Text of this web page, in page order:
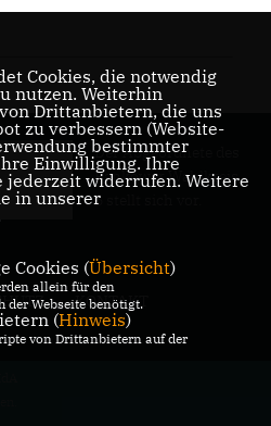
Der Abgeordnete des
Pankower Wahlkreis
6 stellt sich vor.
KONTAKT
Cookies, die notwendig
nutzen. Weiterhin
Drittanbietern, die uns
zu verbessern (Website-
bestimmter
Einwilligung. Ihre
jederzeit widerrufen. Weitere
in unserer
Cookies (Übersicht)
allein für den
der Webseite benötigt.
(Hinweis)
von Drittanbietern auf der